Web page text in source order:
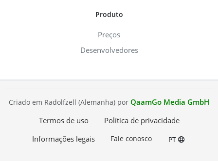
Produto
Preços
Desenvolvedores
Criado em Radolfzell (Alemanha) por QaamGo Media GmbH
Termos de uso
Política de privacidade
Informações legais
Fale conosco PT